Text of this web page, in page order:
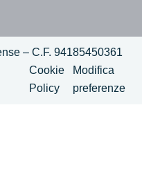
– C.F. 94185450361
Cookie
Policy
Modifica
preferenze